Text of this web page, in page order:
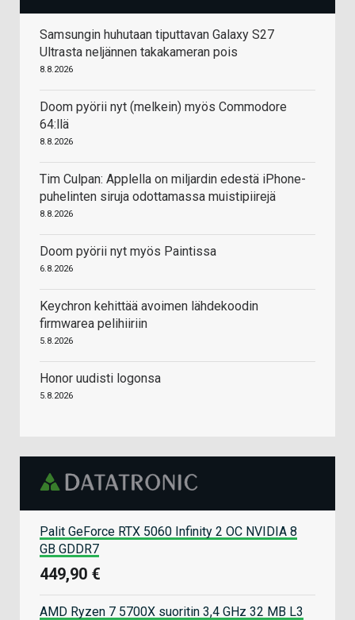
Samsungin huhutaan tiputtavan Galaxy S27
Ultrasta neljännen takakameran pois
8.8.2026
Doom pyörii nyt (melkein) myös Commodore
64:llä
8.8.2026
Tim Culpan: Applella on miljardin edestä iPhone-
puhelinten siruja odottamassa muistipiirejä
8.8.2026
Doom pyörii nyt myös Paintissa
6.8.2026
Keychron kehittää avoimen lähdekoodin
firmwarea pelihiiriin
5.8.2026
Honor uudisti logonsa
5.8.2026
Palit GeForce RTX 5060 Infinity 2 OC NVIDIA 8
GB GDDR7
449,90 €
AMD Ryzen 7 5700X suoritin 3,4 GHz 32 MB L3